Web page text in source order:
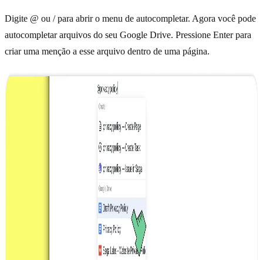
Digite @ ou / para abrir o menu de autocompletar. Agora você pode
autocompletar arquivos do seu Google Drive. Pressione Enter para
criar uma menção a esse arquivo dentro de uma página.